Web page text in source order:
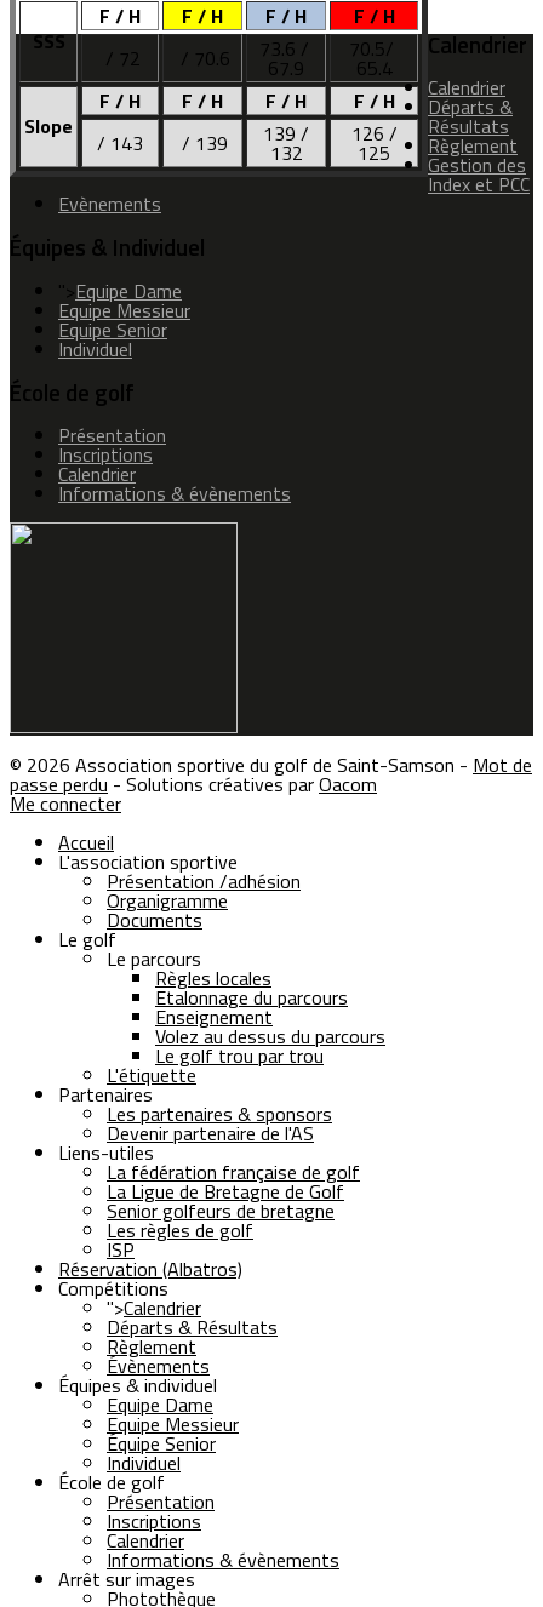
SSS
F / H F / H F / H
F / H
/ 72
/ 70.6 73.6 /
67.9
70.5/
65.4
Slope
F / H F / H F / H
F / H
/ 143
/ 139 139 /
132
126 /
125
Calendrier
Calendrier
Départs &
Résultats
Règlement
Gestion des
Index et PCC
Evènements
Équipes & Individuel
">Equipe Dame
Equipe Messieur
Equipe Senior
Individuel
École de golf
Présentation
Inscriptions
Calendrier
Informations & évènements
© 2026 Association sportive du golf de Saint-Samson - Mot de
passe perdu - Solutions créatives parOacom
Me connecter
Accueil
L'association sportive
Présentation /adhésion
Organigramme
Documents
Le golf
Le parcours
Règles locales
Etalonnage du parcours
Enseignement
Volez au dessus du parcours
Le golf trou par trou
L'étiquette
Partenaires
Les partenaires & sponsors
Devenir partenaire de l'AS
Liens-utiles
La fédération française de golf
La Ligue de Bretagne de Golf
Senior golfeurs de bretagne
Les règles de golf
ISP
Réservation (Albatros)
Compétitions
">Calendrier
Départs & Résultats
Règlement
Évènements
Équipes & individuel
Equipe Dame
Equipe Messieur
Équipe Senior
Individuel
École de golf
Présentation
Inscriptions
Calendrier
Informations & évènements
Arrêt sur images
Photothèque